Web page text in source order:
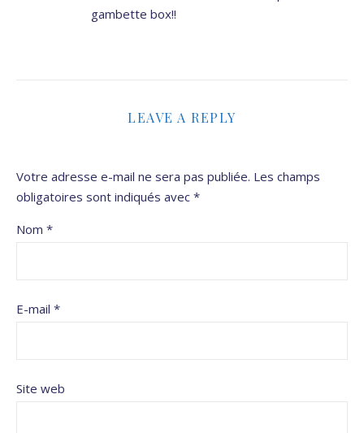
gambette box!!
LEAVE A REPLY
Votre adresse e-mail ne sera pas publiée. Les champs
obligatoires sont indiqués avec *
Nom *
E-mail *
Site web